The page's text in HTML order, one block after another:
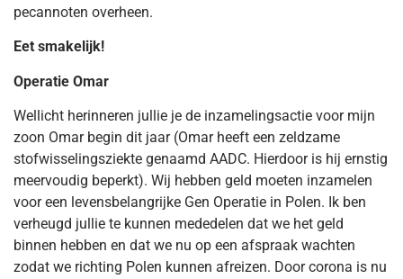
pecannoten overheen.
Eet smakelijk!
Operatie Omar
Wellicht herinneren jullie je de inzamelingsactie voor mijn
zoon Omar begin dit jaar (Omar heeft een zeldzame
stofwisselingsziekte genaamd AADC. Hierdoor is hij ernstig
meervoudig beperkt). Wij hebben geld moeten inzamelen
voor een levensbelangrijke Gen Operatie in Polen. Ik ben
verheugd jullie te kunnen mededelen dat we het geld
binnen hebben en dat we nu op een afspraak wachten
zodat we richting Polen kunnen afreizen. Door corona is nu